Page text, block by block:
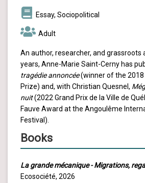
Essay, Sociopolitical
Adult
An author, researcher, and grassroots
years, Anne-Marie Saint-Cerny has
tragédie annoncée(winner of the
Prize) and, with Christian Quesnel,
nuit(2022 Grand Prix de la Ville de
Fauve Award at the Angoulême
Festival).
Books
La grande mécanique - Migrations,
Ecosociété, 2026